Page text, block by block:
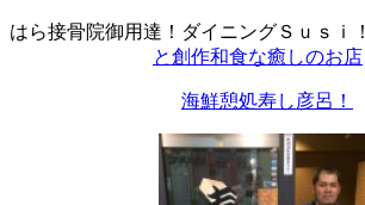
はら接骨院御用達！ダイニングＳｕｓｉ！
と創作和食な癒しのお店
海鮮憩処寿し彦呂！